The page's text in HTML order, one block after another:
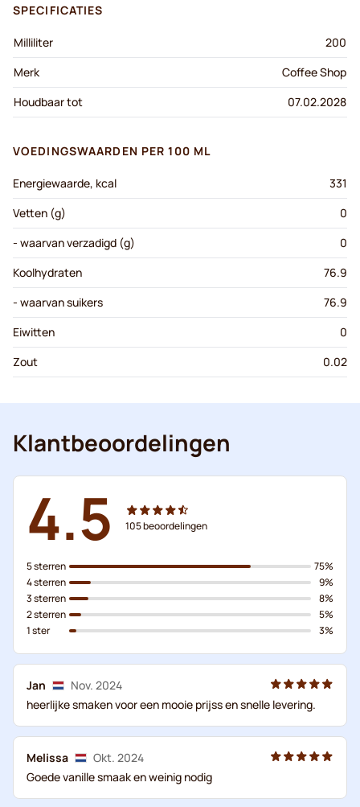
SPECIFICATIES
Milliliter
200
Merk
Coffee Shop
Houdbaar tot
07.02.2028
VOEDINGSWAARDEN PER 100 ML
Energiewaarde, kcal
331
Vetten (g)
0
- waarvan verzadigd (g)
0
Koolhydraten
76.9
- waarvan suikers
76.9
Eiwitten
0
Zout
0.02
Klantbeoordelingen
4.5 105beoordelingen
5 sterren
4 sterren
3 sterren
2 sterren
1 ster
75%
9%
8%
5%
3%
Jan
Nov. 2024
heerlijke smaken voor een mooie prijss en snelle levering.
Melissa
Okt. 2024
Goede vanille smaak en weinig nodig